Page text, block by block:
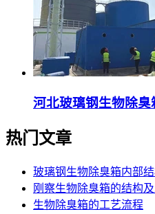
河北玻璃钢生物除臭
热门文章
玻璃钢生物除臭箱内部结
刚察生物除臭箱的结构
生物除臭箱的工艺流程